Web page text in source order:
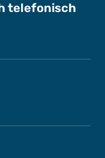
telefonisch